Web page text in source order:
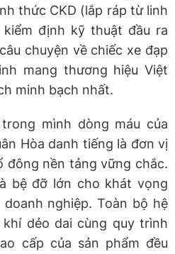
thức CKD (lắp ráp từ linh
định kỹ thuật đầu ra
chuyện về chiếc xe đạp
mang thương hiệu Việt
minh bạch nhất.
mình dòng máu của
Hòa danh tiếng là đơn vị
đông nền tảng vững chắc.
bệ đỡ lớn cho khát vọng
nghiệp. Toàn bộ hệ
dẻo dai cùng quy trình
cấp của sản phẩm đều